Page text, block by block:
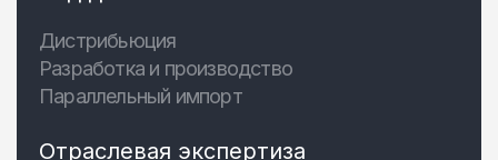
Дистрибьюция
Разработка и производство
Параллельный импорт
Отраслевая экспертиза